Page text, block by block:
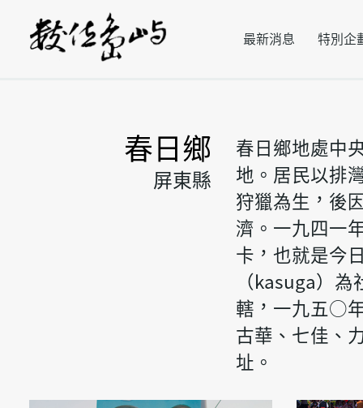
最新消息 特別企
春日鄉
屏東縣
春日鄉地處中
地。居民以排
狩獵為生，後
濟。一九四一
卡，也就是今
（kasuga）
轄，一九五○
古華、七佳、
址。